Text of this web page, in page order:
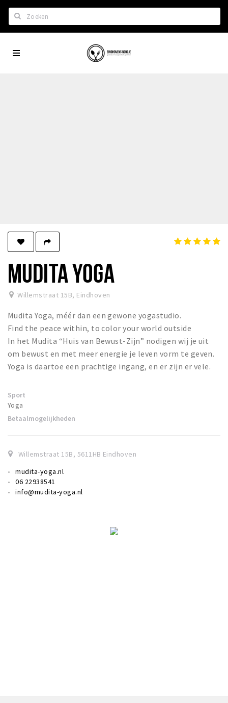
Home
Winkels
Aanbiedingen
Ook reclame maken?
Over Eindhovens Rondje
Inloggen
City
MUDITA YOGA
Willemstraat 15B, Eindhoven
Mudita Yoga, méér dan een gewone yogastudio.
Find the peace within, to color your world outside
In het Mudita “Huis van Bewust-Zijn” nodigen wij je uit
om bewust en met meer energie je leven vorm te geven.
Yoga is daartoe een prachtige ingang, en er zijn er vele.
Sport
Yoga
Betaalmogelijkheden
Willemstraat 15B, 5611HB Eindhoven
mudita-yoga.nl
06 22938541
info@mudita-yoga.nl